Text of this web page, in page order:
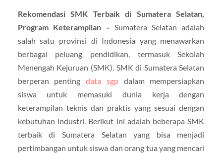
Rekomendasi SMK Terbaik di Sumatera Selatan,
Program Keterampilan –Sumatera Selatan adalah
salah satu provinsi di Indonesia yang menawarkan
berbagai peluang pendidikan, termasuk Sekolah
Menengah Kejuruan (SMK). SMK di Sumatera Selatan
berperan pentingdata sgpdalam mempersiapkan
siswa untuk memasuki dunia kerja dengan
keterampilan teknis dan praktis yang sesuai dengan
kebutuhan industri. Berikut ini adalah beberapa SMK
terbaik di Sumatera Selatan yang bisa menjadi
pertimbangan untuk siswa dan orang tua yang mencari